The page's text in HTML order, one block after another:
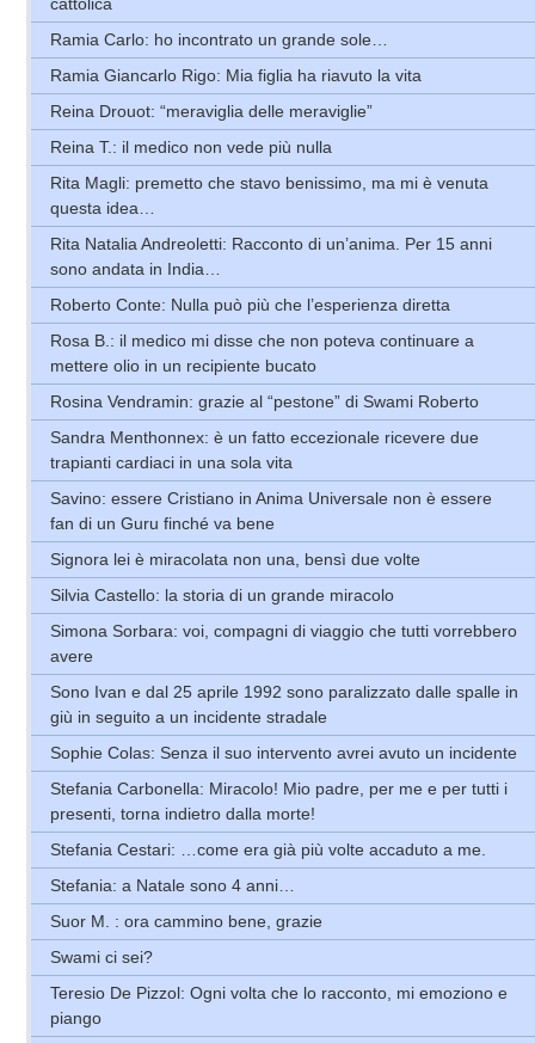
Ramia Carlo: ho incontrato un grande sole…
Ramia Giancarlo Rigo: Mia figlia ha riavuto la vita
Reina Drouot: “meraviglia delle meraviglie”
Reina T.: il medico non vede più nulla
Rita Magli: premetto che stavo benissimo, ma mi è venuta
questa idea…
Rita Natalia Andreoletti: Racconto di un’anima. Per 15 anni
sono andata in India…
Roberto Conte: Nulla può più che l’esperienza diretta
Rosa B.: il medico mi disse che non poteva continuare a
mettere olio in un recipiente bucato
Rosina Vendramin: grazie al “pestone” di Swami Roberto
Sandra Menthonnex: è un fatto eccezionale ricevere due
trapianti cardiaci in una sola vita
Savino: essere Cristiano in Anima Universale non è essere
fan di un Guru finché va bene
Signora lei è miracolata non una, bensì due volte
Silvia Castello: la storia di un grande miracolo
Simona Sorbara: voi, compagni di viaggio che tutti vorrebbero
avere
Sono Ivan e dal 25 aprile 1992 sono paralizzato dalle spalle in
giù in seguito a un incidente stradale
Sophie Colas: Senza il suo intervento avrei avuto un incidente
Stefania Carbonella: Miracolo! Mio padre, per me e per tutti i
presenti, torna indietro dalla morte!
Stefania Cestari: …come era già più volte accaduto a me.
Stefania: a Natale sono 4 anni…
Suor M. : ora cammino bene, grazie
Swami ci sei?
Teresio De Pizzol: Ogni volta che lo racconto, mi emoziono e
piango